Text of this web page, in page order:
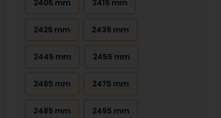
2405 mm 2415 mm
2425 mm 2435 mm
2445 mm 2455 mm
2465 mm 2475 mm
2485 mm 2495 mm